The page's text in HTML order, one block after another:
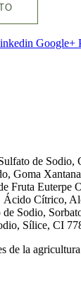
Google+
de Sodio,
Goma
Fruta Euterpe
Ácido Cítrico,
Sodio,
Sílice, CI
de la